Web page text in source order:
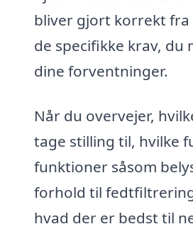
bliver gjort korrekt fra
de specifikke krav,
dine forventninger.
Når du overvejer,
tage stilling til, hvilke
funktioner såsom
forhold til
hvad der er bedst til